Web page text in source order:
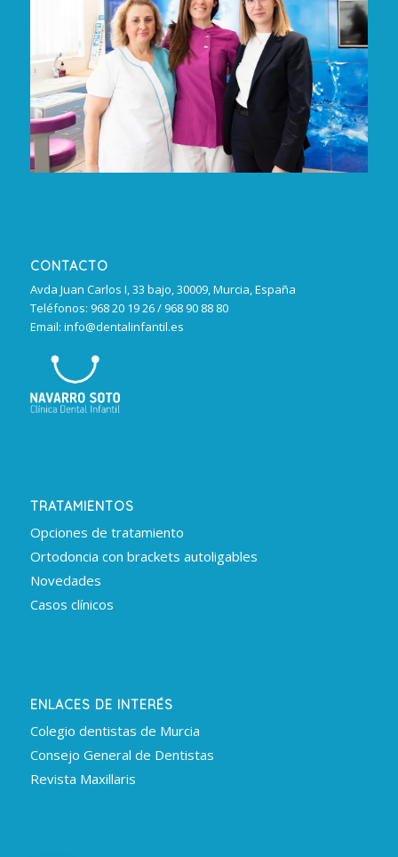
CONTACTO
Avda Juan Carlos I, 33 bajo, 30009, Murcia, España
Teléfonos: 968 20 19 26 / 968 90 88 80
Email: info@dentalinfantil.es
TRATAMIENTOS
Opciones de tratamiento
Ortodoncia con brackets autoligables
Novedades
Casos clínicos
ENLACES DE INTERÉS
Colegio dentistas de Murcia
Consejo General de Dentistas
Revista Maxillaris